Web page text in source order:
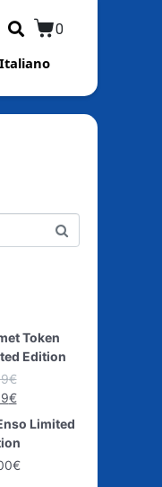
0
Italiano
Token
Edition
€
€
Limited
€